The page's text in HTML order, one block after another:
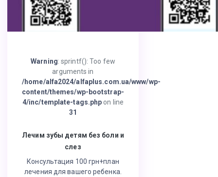
Warning: sprintf(): Too few
arguments in
/home/alfa2024/alfaplus.com.ua/www/wp-
content/themes/wp-bootstrap-
4/inc/template-tags.php on line
31
Лечим зубы детям без боли и
слез
Консультация 100 грн+план
лечения для вашего ребенка.